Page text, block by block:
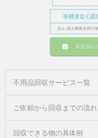
不用品回収サービス一覧
ご依頼から回収までの流れ
回収できる物の具体例